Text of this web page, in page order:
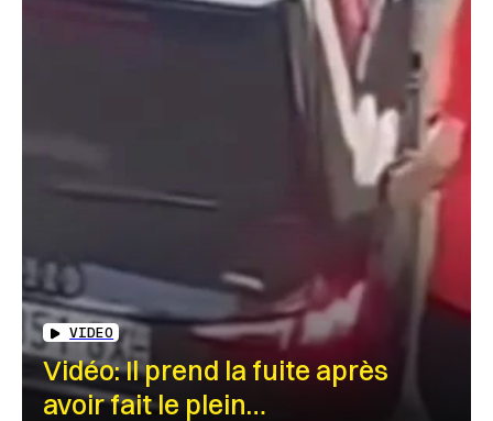
VIDEO
Vidéo: Il prend la fuite après
avoir fait le plein…